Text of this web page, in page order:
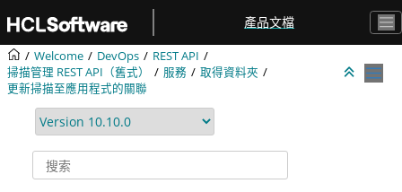
產品文檔
Welcome DevOps
REST API
掃描管理 REST API（舊式）
服務
取得資料夾
更新掃描至應用程式的關聯